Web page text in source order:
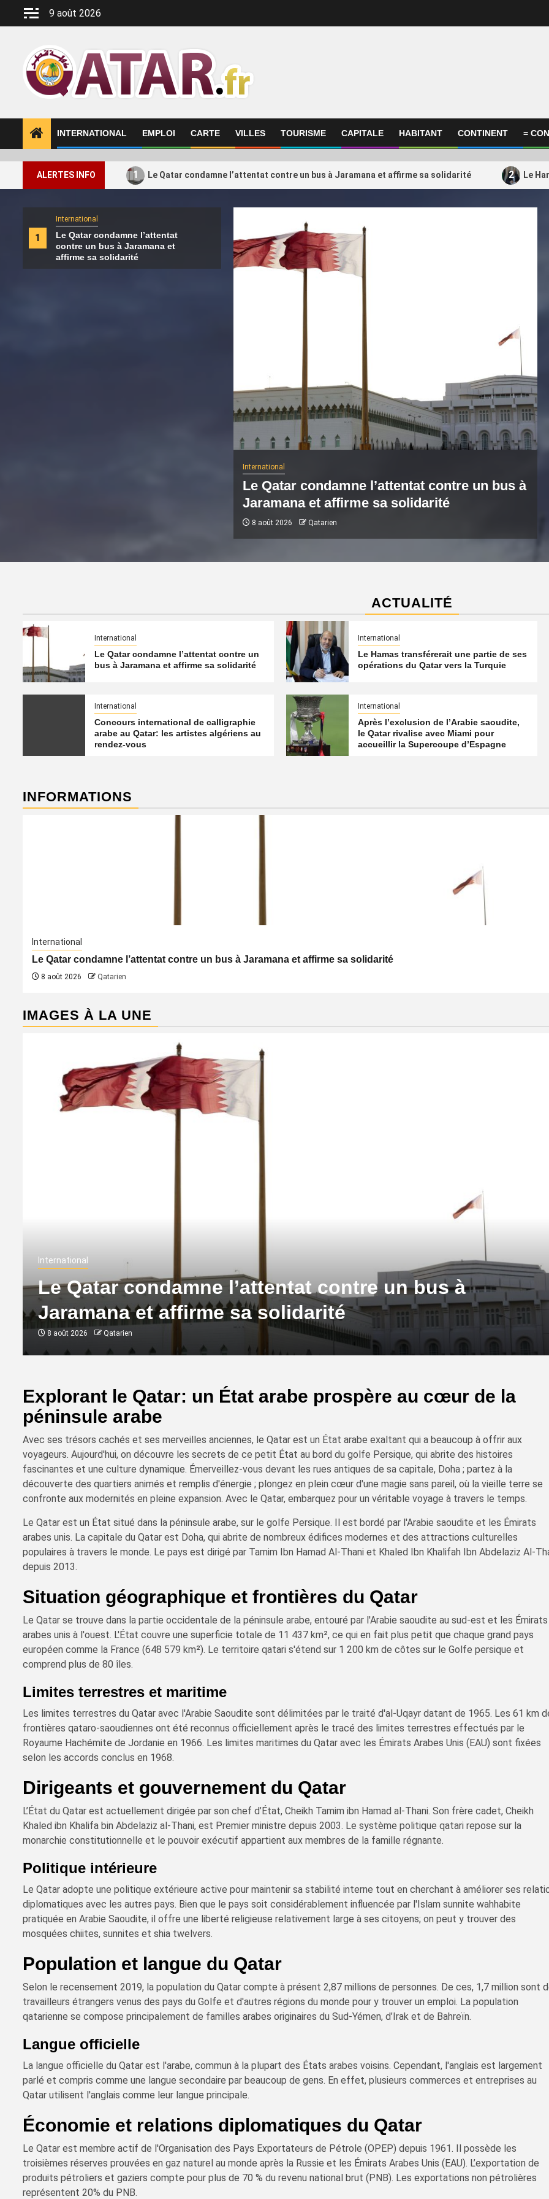
9 août 2026
INTERNATIONAL EMPLOI CARTE VILLES TOURISME CAPITALE HABITANT CONTINENT =
ALERTES INFO 1 Le Qatar condamne l’attentat contre un bus à Jaramana et affirme sa solidarité 2 Le
1
International
Le Qatar condamne l’attentat
contre un bus à Jaramana et
affirme sa solidarité
2
Le Hamas transférerait une partie
de ses opérations du Qatar vers la
Turquie
International
Le Qatar condamne l’attentat contre un bus à
Jaramana et affirme sa solidarité
8 août 2026 Qatarien
ACTUALITÉ
International
Le Qatar condamne l’attentat contre un
bus à Jaramana et affirme sa solidarité
International
Le Hamas transférerait une partie de ses
opérations du Qatar vers la Turquie
International
Concours international de calligraphie
arabe au Qatar: les artistes algériens au
rendez-vous
International
Après l’exclusion de l’Arabie saoudite,
le Qatar rivalise avec Miami pour
accueillir la Supercoupe d’Espagne
INFORMATIONS
International
Le Qatar condamne l’attentat contre un bus à Jaramana et affirme sa solidarité
8 août 2026 Qatarien
IMAGES À LA UNE
International
Le Qatar condamne l’attentat contre un bus à
Jaramana et affirme sa solidarité
8 août 2026 Qatarien
Explorant le Qatar: un État arabe prospère au cœur de la
péninsule arabe
Avec ses trésors cachés et ses merveilles anciennes, le Qatar est un État arabe exaltant qui a beaucoup à offrir aux
voyageurs. Aujourd'hui, on découvre les secrets de ce petit État au bord du golfe Persique, qui abrite des histoires
fascinantes et une culture dynamique. Émerveillez-vous devant les rues antiques de sa capitale, Doha ; partez à la
découverte des quartiers animés et remplis d'énergie ; plongez en plein cœur d'une magie sans pareil, où la vieille terre se
confronte aux modernités en pleine expansion. Avec le Qatar, embarquez pour un véritable voyage à travers le temps.
Le Qatar est un État situé dans la péninsule arabe, sur le golfe Persique. Il est bordé par l'Arabie saoudite et les Émirats
arabes unis. La capitale du Qatar est Doha, qui abrite de nombreux édifices modernes et des attractions culturelles
populaires à travers le monde. Le pays est dirigé par Tamim Ibn Hamad Al-Thani et Khaled Ibn Khalifah Ibn Abdelaziz Al-
depuis 2013.
Situation géographique et frontières du Qatar
Le Qatar se trouve dans la partie occidentale de la péninsule arabe, entouré par l'Arabie saoudite au sud-est et les Émirats
arabes unis à l'ouest. L'État couvre une superficie totale de 11 437 km², ce qui en fait plus petit que chaque grand pays
européen comme la France (648 579 km²). Le territoire qatari s'étend sur 1 200 km de côtes sur le Golfe persique et
comprend plus de 80 îles.
Limites terrestres et maritime
Les limites terrestres du Qatar avec l'Arabie Saoudite sont délimitées par le traité d'al-Uqayr datant de 1965. Les 61 km
frontières qataro-saoudiennes ont été reconnus officiellement après le tracé des limites terrestres effectués par le
Royaume Hachémite de Jordanie en 1966. Les limites maritimes du Qatar avec les Émirats Arabes Unis (EAU) sont fixées
selon les accords conclus en 1968.
Dirigeants et gouvernement du Qatar
L’État du Qatar est actuellement dirigée par son chef d’État, Cheikh Tamim ibn Hamad al-Thani. Son frère cadet, Cheikh
Khaled ibn Khalifa bin Abdelaziz al-Thani, est Premier ministre depuis 2003. Le système politique qatari repose sur la
monarchie constitutionnelle et le pouvoir exécutif appartient aux membres de la famille régnante.
Politique intérieure
Le Qatar adopte une politique extérieure active pour maintenir sa stabilité interne tout en cherchant à améliorer ses
diplomatiques avec les autres pays. Bien que le pays soit considérablement influencée par l'Islam sunnite wahhabite
pratiquée en Arabie Saoudite, il offre une liberté religieuse relativement large à ses citoyens; on peut y trouver des
mosquées chiites, sunnites et shia twelvers.
Population et langue du Qatar
Selon le recensement 2019, la population du Qatar compte à présent 2,87 millions de personnes. De ces, 1,7 million sont
travailleurs étrangers venus des pays du Golfe et d'autres régions du monde pour y trouver un emploi. La population
qatarienne se compose principalement de familles arabes originaires du Sud-Yémen, d’Irak et de Bahreïn.
Langue officielle
La langue officielle du Qatar est l'arabe, commun à la plupart des États arabes voisins. Cependant, l'anglais est largement
parlé et compris comme une langue secondaire par beaucoup de gens. En effet, plusieurs commerces et entreprises au
Qatar utilisent l'anglais comme leur langue principale.
Économie et relations diplomatiques du Qatar
Le Qatar est membre actif de l'Organisation des Pays Exportateurs de Pétrole (OPEP) depuis 1961. Il possède les
troisièmes réserves prouvées en gaz naturel au monde après la Russie et les Émirats Arabes Unis (EAU). L’exportation de
produits pétroliers et gaziers compte pour plus de 70 % du revenu national brut (PNB). Les exportations non pétrolières
représentent 20% du PNB.